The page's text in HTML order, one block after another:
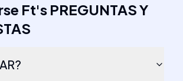
Ft's PREGUNTAS Y